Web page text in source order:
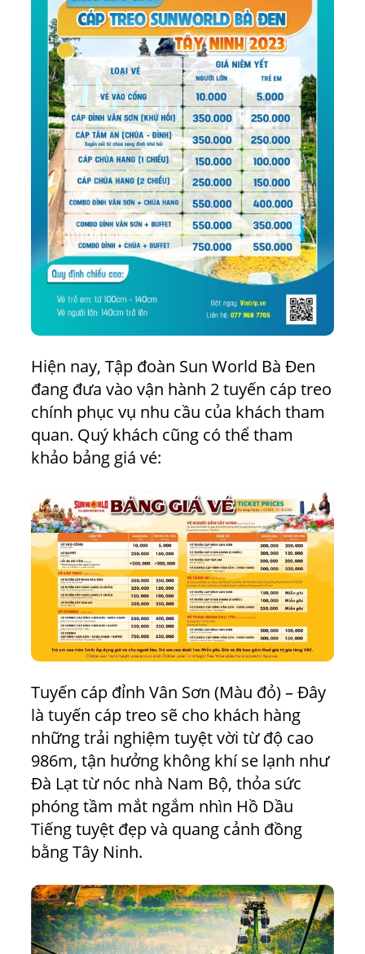
Hiện nay, Tập đoàn Sun World Bà Đen
đang đưa vào vận hành 2 tuyến cáp treo
chính phục vụ nhu cầu của khách tham
quan. Quý khách cũng có thể tham
khảo bảng giá vé:
Tuyến cáp đỉnh Vân Sơn (Màu đỏ) – Đây
là tuyến cáp treo sẽ cho khách hàng
những trải nghiệm tuyệt vời từ độ cao
986m, tận hưởng không khí se lạnh như
Đà Lạt từ nóc nhà Nam Bộ, thỏa sức
phóng tầm mắt ngắm nhìn Hồ Dầu
Tiếng tuyệt đẹp và quang cảnh đồng
bằng Tây Ninh.